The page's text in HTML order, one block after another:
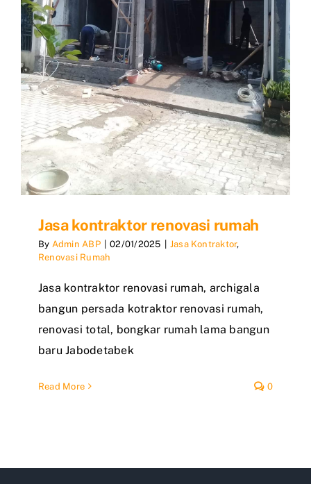
Jasa kontraktor renovasi rumah
By Admin ABP | 02/01/2025 | Jasa Kontraktor,
Renovasi Rumah
Jasa kontraktor renovasi rumah, archigala
bangun persada kotraktor renovasi rumah,
renovasi total, bongkar rumah lama bangun
baru Jabodetabek
Read More 0